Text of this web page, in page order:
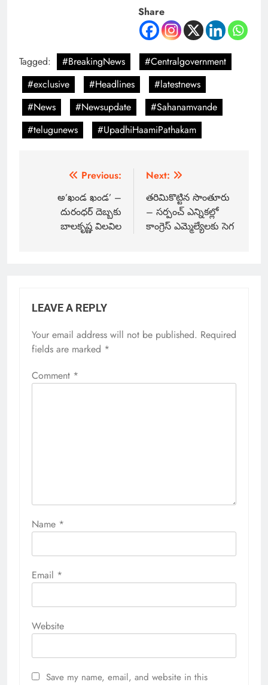
Share
Tagged: #BreakingNews
#Centralgovernment
#exclusive
#Headlines
#latestnews
#News
#Newsupdate
#Sahanamvande
#telugunews
#UpadhiHaamiPathakam
Previous:
అ’ఖండ ఖండ’ –
దురంధర్ దెబ్బకు
బాలకృష్ణ విలవిల
Next:
తరిమికొట్టిన సొంతూరు
– సర్పంచ్ ఎన్నికల్లో
కాంగ్రెస్ ఎమ్మెల్యేలకు సెగ
LEAVE A REPLY
Your email address will not be published. Required
fields are marked *
Comment *
Name *
Email *
Website
Save my name, email, and website in this